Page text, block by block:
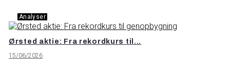
Analyser
Ørsted aktie: Fra rekordkurs til...
15/06/2026